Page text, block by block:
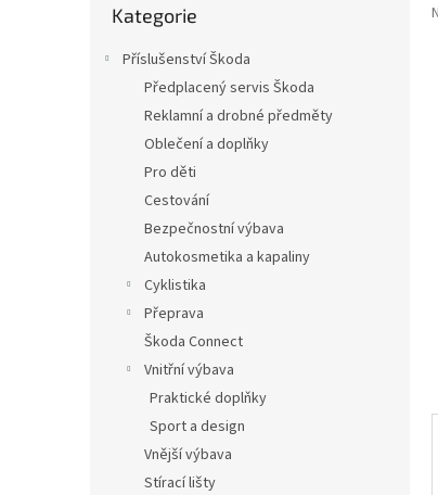
kategorie
Kategorie
Příslušenství Škoda
Předplacený servis Škoda
Reklamní a drobné předměty
Oblečení a doplňky
Pro děti
Cestování
Bezpečnostní výbava
Autokosmetika a kapaliny
Cyklistika
Přeprava
Škoda Connect
Vnitřní výbava
Praktické doplňky
Sport a design
Vnější výbava
Stírací lišty